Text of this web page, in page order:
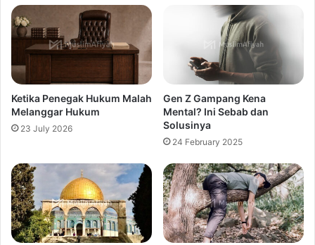
Ketika Penegak Hukum Malah
Melanggar Hukum
23 July 2026
Gen Z Gampang Kena
Mental? Ini Sebab dan
Solusinya
24 February 2025